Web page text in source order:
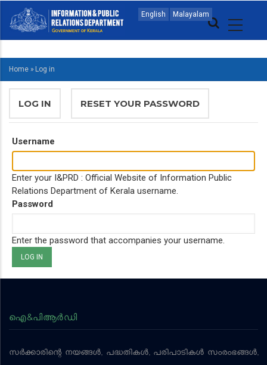
main
English Malayalam
MAIN
NAVIGATION
MALAYALAM
BREADCRUMB
Home » Log in
PRIMARY
TABS
LOG IN (ACTIVERESET YOUR PASSWORD
Username
Enter your I&PRD : Official Website of Information Public
Relations Department of Kerala username.
Password
Enter the password that accompanies your username.
ഐ&പിആര്‍ഡി
സര്‍ക്കാരിന്റെ നയങ്ങള്‍, പദ്ധതികള്‍, പരിപാടികള്‍ സംരംഭങ്ങള്‍,